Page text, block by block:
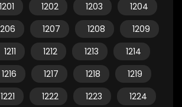
1201 1202 1203
1204
1207 1208
1209
1211 1212 1213
1214
1216 1217 1218
1219
1221 1222 1223
1224